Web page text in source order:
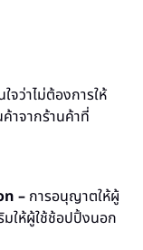
จว่าไม่ต้องการให้
าจากร้านค้าที่
– การอนุญาตให้ผู้
มให้ผู้ใช้ช้อปปิ้งนอก